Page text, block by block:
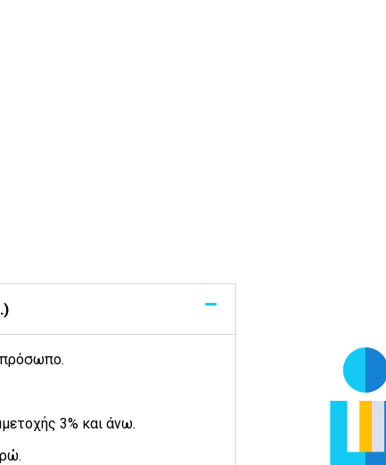
πρόσωπο.
3% και άνω.